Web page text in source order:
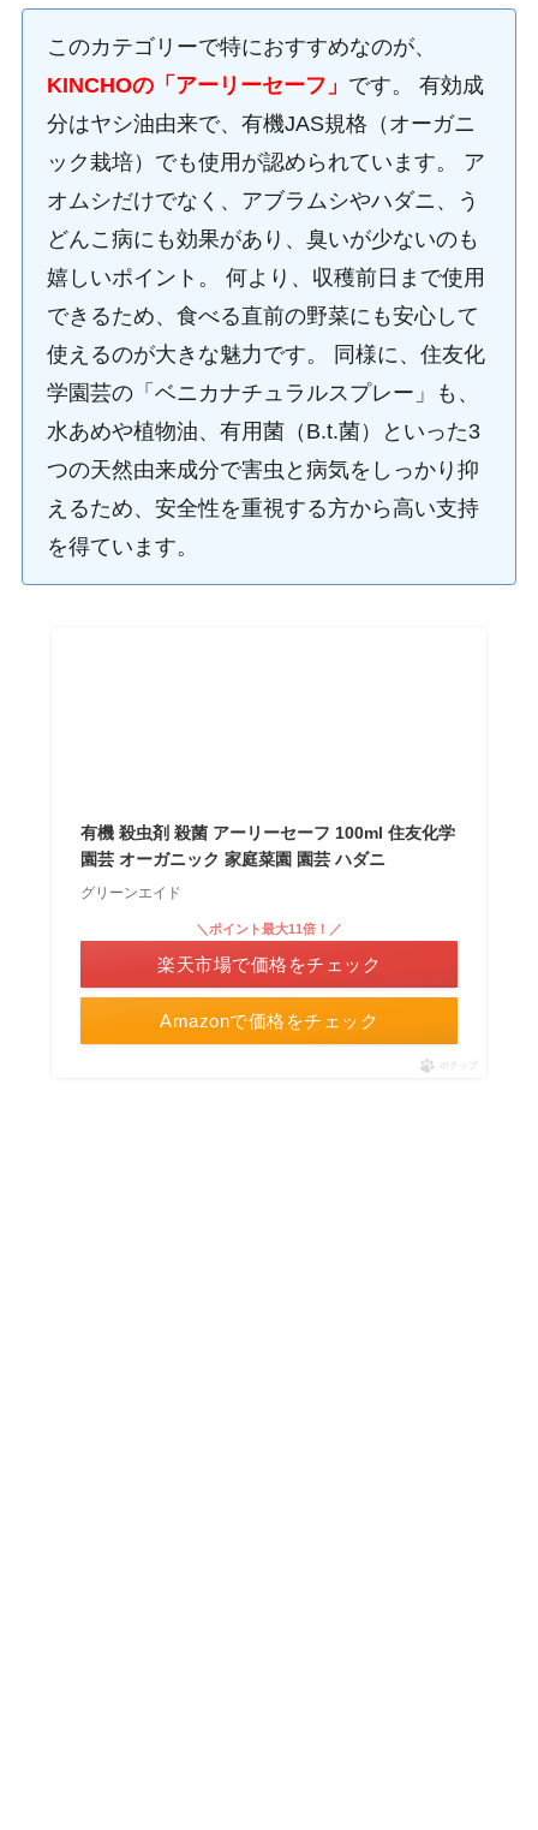
このカテゴリーで特におすすめなのが、
KINCHOの「アーリーセーフ」 です。 有効成
分はヤシ油由来で、有機JAS規格（オーガニ
ック栽培）でも使用が認められています。 ア
オムシだけでなく、アブラムシやハダニ、う
どんこ病にも効果があり、臭いが少ないのも
嬉しいポイント。 何より、収穫前日まで使用
できるため、食べる直前の野菜にも安心して
使えるのが大きな魅力です。 同様に、住友化
学園芸の「ベニカナチュラルスプレー」も、
水あめや植物油、有用菌（B.t.菌）といった3
つの天然由来成分で害虫と病気をしっかり抑
えるため、安全性を重視する方から高い支持
を得ています。
有機 殺虫剤 殺菌 アーリーセーフ 100ml 住友化学
園芸 オーガニック 家庭菜園 園芸 ハダニ
グリーンエイド
Amazonで価格をチェック
＼ポイント最大11倍！／
楽天市場で価格をチェック
ポチップ